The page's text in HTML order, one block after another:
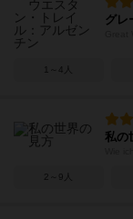
グレ
1～4人
私の
2～9人